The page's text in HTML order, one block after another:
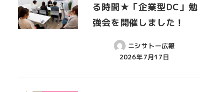
る時間★「企業型DC」勉
強会を開催しました！
ニシサトー広報
2026年7月17日